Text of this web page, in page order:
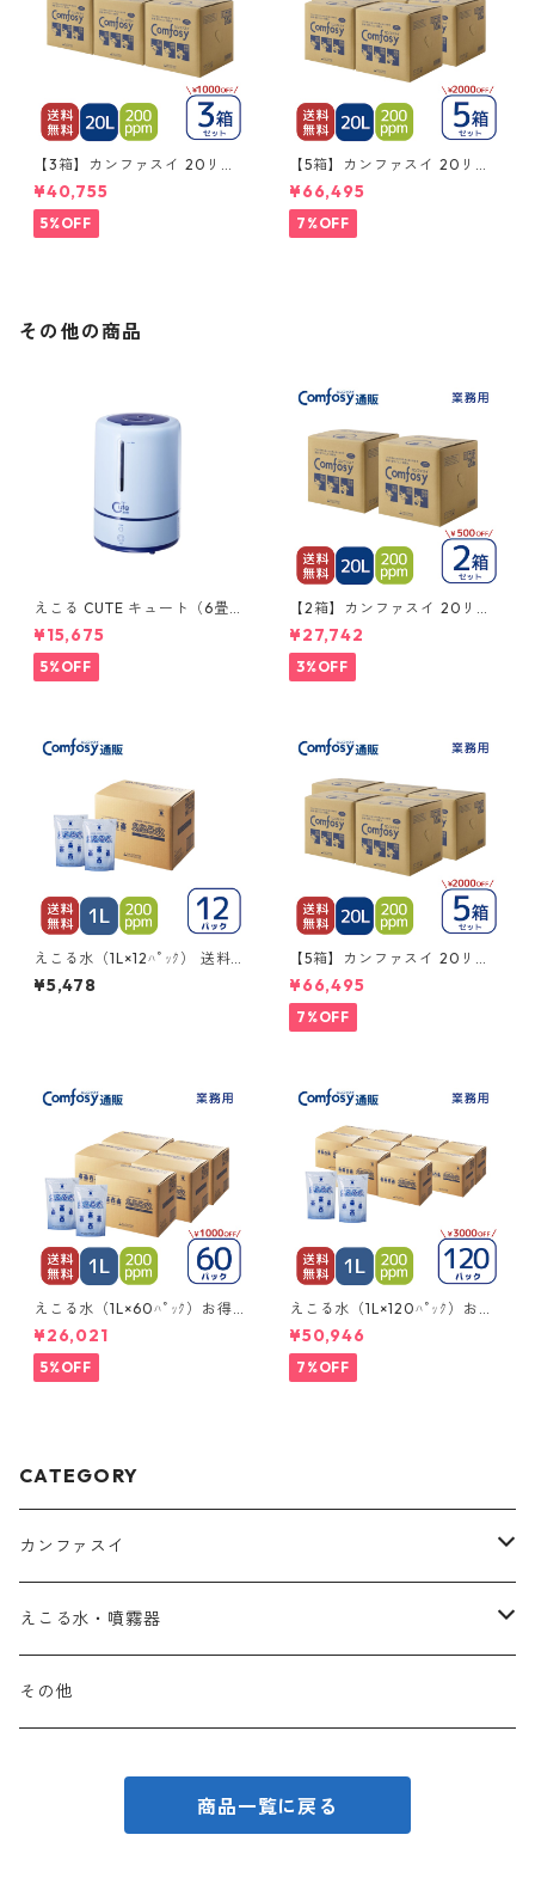
【3箱】カンファスイ 20リッ
トルQB レギュラータイプ（濃
度200ppm）
¥40,755
5%OFF
【5箱】カンファスイ 20リッ
トルQB レギュラータイプ（濃
度200ppm）
¥66,495
7%OFF
その他の商品
えこる CUTE キュート（6畳〜
8畳）上から給水タイプ
¥15,675
5%OFF
【2箱】カンファスイ 20リッ
トルQB レギュラータイプ（濃
度200ppm）
¥27,742
3%OFF
えこる水（1L×12ﾊﾟｯｸ） 送料
無料
¥5,478
【5箱】カンファスイ 20リッ
トルQB レギュラータイプ（濃
度200ppm）
¥66,495
7%OFF
えこる水（1L×60ﾊﾟｯｸ）お得
セット 送料無料
¥26,021
5%OFF
えこる水（1L×120ﾊﾟｯｸ）お得
セット 送料無料
¥50,946
7%OFF
CATEGORY
カンファスイ
QBテナー (業務用)
単品
詰替
えこる水・噴霧器
噴霧器
その他
商品一覧に戻る